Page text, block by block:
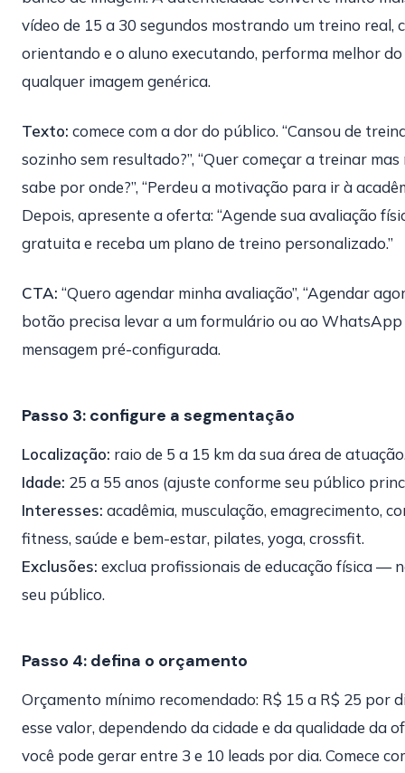
vídeo de 15 a 30 segundos mostrando um treino real,
orientando e o aluno executando, performa melhor do
qualquer imagem genérica.
Texto: comece com a dor do público. “Cansou de
sozinho sem resultado?”, “Quer começar a treinar mas
sabe por onde?”, “Perdeu a motivação para ir à
Depois, apresente a oferta: “Agende sua avaliação
gratuita e receba um plano de treino personalizado.”
CTA: “Quero agendar minha avaliação”, “Agendar
botão precisa levar a um formulário ou ao WhatsApp
mensagem pré-configurada.
Passo 3: configure a segmentação
Localização: raio de 5 a 15 km da sua área de
Idade: 25 a 55 anos (ajuste conforme seu público
Interesses: acadêmia, musculação, emagrecimento,
fitness, saúde e bem-estar, pilates, yoga, crossfit.
Exclusões: exclua profissionais de educação física —
seu público.
Passo 4: defina o orçamento
Orçamento mínimo recomendado: R$ 15 a R$ 25 por
esse valor, dependendo da cidade e da qualidade da
você pode gerar entre 3 e 10 leads por dia. Comece